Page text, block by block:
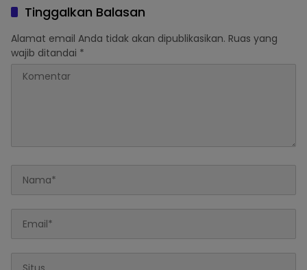
Tinggalkan Balasan
Alamat email Anda tidak akan dipublikasikan. Ruas yang
wajib ditandai *